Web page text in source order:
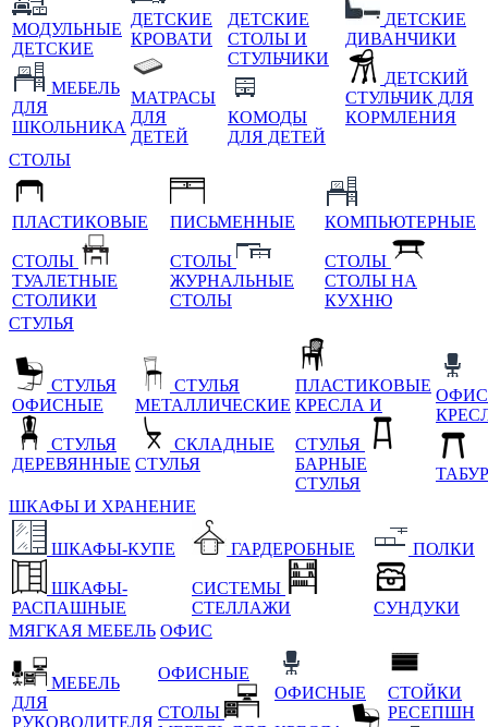
МОДУЛЬНЫЕ
ДЕТСКИЕ
МЕБЕЛЬ
ДЛЯ
ШКОЛЬНИКА
ДЕТСКИЕ
КРОВАТИ
МАТРАСЫ
ДЛЯ
ДЕТЕЙ
ДЕТСКИЕ
СТОЛЫ И
СТУЛЬЧИКИ
КОМОДЫ
ДЛЯ ДЕТЕЙ
ДЕТСКИЕ
ДИВАНЧИКИ
ДЕТСКИЙ
СТУЛЬЧИК ДЛЯ
КОРМЛЕНИЯ
СТОЛЫ
ПЛАСТИКОВЫЕ
СТОЛЫ
ТУАЛЕТНЫЕ
СТОЛИКИ
ПИСЬМЕННЫЕ
СТОЛЫ
ЖУРНАЛЬНЫЕ
СТОЛЫ
КОМПЬЮТЕРНЫЕ
СТОЛЫ
СТОЛЫ НА
КУХНЮ
СТУЛЬЯ
СТУЛЬЯ
ОФИСНЫЕ
СТУЛЬЯ
ДЕРЕВЯННЫЕ
СТУЛЬЯ
МЕТАЛЛИЧЕСКИЕ
СКЛАДНЫЕ
СТУЛЬЯ
ПЛАСТИКОВЫЕ
КРЕСЛА И
СТУЛЬЯ
БАРНЫЕ
СТУЛЬЯ
ШКАФЫ И ХРАНЕНИЕ
ШКАФЫ-КУПЕ
ШКАФЫ-
РАСПАШНЫЕ
ГАРДЕРОБНЫЕ
СИСТЕМЫ
СТЕЛЛАЖИ
ПОЛКИ
СУНДУКИ
МЯГКАЯ МЕБЕЛЬ ОФИС
МЕБЕЛЬ
ДЛЯ
РУКОВОДИТЕЛЯ
ОФИСНЫЕ
СТОЛЫ
ОФИСНЫЕ
СТОЙКИ
РЕСЕПШН